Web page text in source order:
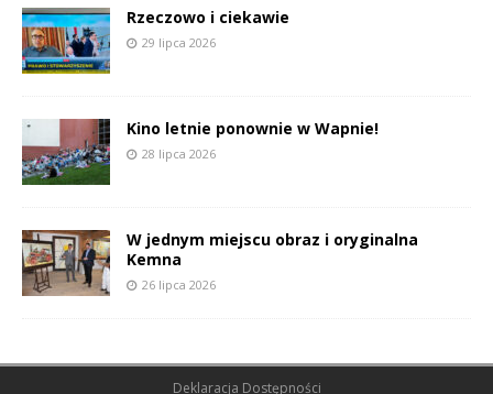
Rzeczowo i ciekawie
29 lipca 2026
Kino letnie ponownie w Wapnie!
28 lipca 2026
W jednym miejscu obraz i oryginalna
Kemna
26 lipca 2026
Deklaracja Dostępności